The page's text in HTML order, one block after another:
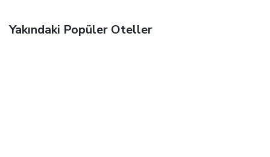
Yakındaki Popüler Oteller